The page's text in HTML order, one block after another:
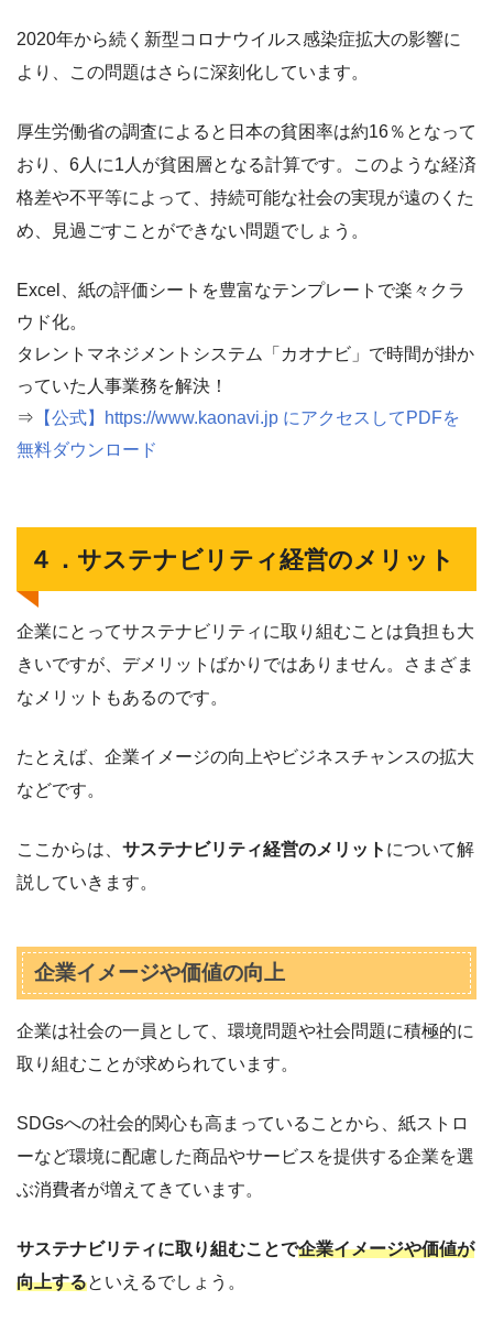
2020年から続く新型コロナウイルス感染症拡大の影響に
より、この問題はさらに深刻化しています。
厚生労働省の調査によると日本の貧困率は約16％となって
おり、6人に1人が貧困層となる計算です。このような経済
格差や不平等によって、持続可能な社会の実現が遠のくた
め、見過ごすことができない問題でしょう。
Excel、紙の評価シートを豊富なテンプレートで楽々クラ
ウド化。
タレントマネジメントシステム「カオナビ」で時間が掛か
っていた人事業務を解決！
⇒ 【公式】https://www.kaonavi.jp にアクセスしてPDFを
無料ダウンロード
４．サステナビリティ経営のメリット
企業にとってサステナビリティに取り組むことは負担も大
きいですが、デメリットばかりではありません。さまざま
なメリットもあるのです。
たとえば、企業イメージの向上やビジネスチャンスの拡大
などです。
ここからは、 サステナビリティ経営のメリット について解
説していきます。
企業イメージや価値の向上
企業は社会の一員として、環境問題や社会問題に積極的に
取り組むことが求められています。
SDGsへの社会的関心も高まっていることから、紙ストロ
ーなど環境に配慮した商品やサービスを提供する企業を選
ぶ消費者が増えてきています。
サステナビリティに取り組むことで企業イメージや価値が
向上するといえるでしょう。